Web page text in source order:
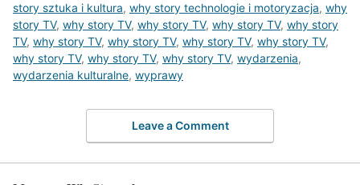
story sztuka i kultura, why story technologie i motoryzacja, why
story TV, why story TV, why story TV, why story TV, why story
TV, why story TV, why story TV, why story TV, why story TV,
why story TV, why story TV, why story TV, wydarzenia,
wydarzenia kulturalne, wyprawy
Leave a Comment